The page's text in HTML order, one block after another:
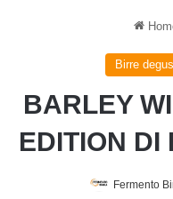
Birre
BARLEY
EDITION DI
Fermento